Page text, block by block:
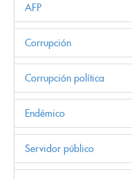
AFP
Corrupción
Corrupción política
Endémico
Servidor público